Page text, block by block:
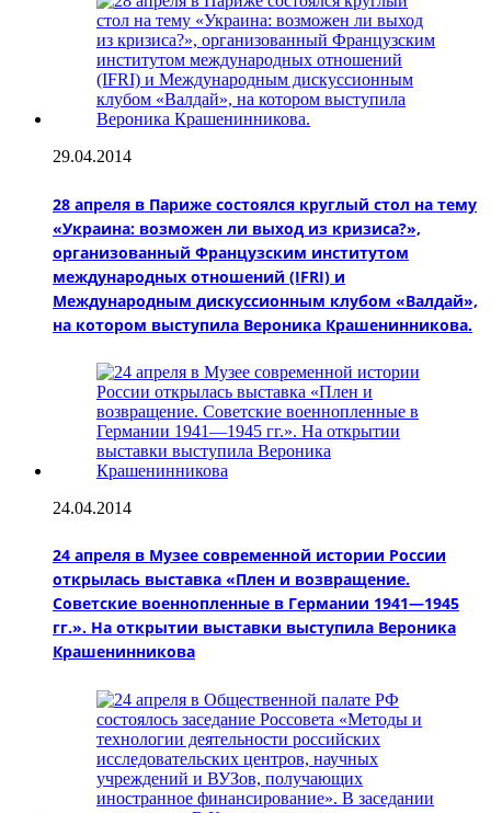
29.04.2014
28 апреля в Париже состоялся круглый стол на тему
«Украина: возможен ли выход из кризиса?»,
организованный Французским институтом
международных отношений (IFRI) и
Международным дискуссионным клубом «Валдай»,
на котором выступила Вероника Крашенинникова.
24.04.2014
24 апреля в Музее современной истории России
открылась выставка «Плен и возвращение.
Советские военнопленные в Германии 1941—1945
гг.». На открытии выставки выступила Вероника
Крашенинникова